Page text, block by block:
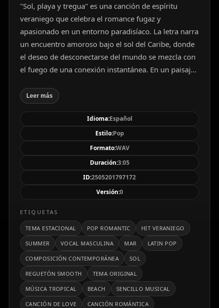
"Sol, playa y tregua" es una canción de espíritu
veraniego que celebra el romance fugaz y
apasionado en un entorno paradisíaco. La letra narra
un encuentro amoroso bajo el sol del Caribe, donde
el deseo de desconectarse del mundo se mezcla con
el fuego de una conexión instantánea. En un paisaje
entregan al presente sin planes ni relojes, dejándose
pegajoso y visual, la canción transmite una
sensación de libertad, calor y ternura, evocando el
deseo de que ese sueño de amor no termine nunca.
Leer más
Idioma:Español
Estilo:Pop
Formato:WAV
Duración:3:05
ID:2505201797172
Versión:0
ETIQUETAS
TEMA ESTACIONAL POP ROMANTIC HIT VERANIEGO
SUMMER VOCAL MASCULINA MAR LATIN POP
COMPOSICIÓN CONTEMPORÁNEA SOL
REGUETÓN SMOOTH TEMA ORIGINAL
MÚSICA TROPICAL BEACH SENCILLO MUSICAL
CANCIÓN DE LOVE CANCIÓN ROMÁNTICA